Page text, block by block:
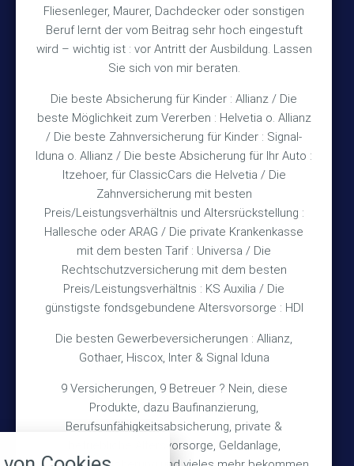
Fliesenleger, Maurer, Dachdecker oder sonstigen
Beruf lernt der vom Beitrag sehr hoch eingestuft
wird – wichtig ist : vor Antritt der Ausbildung. Lassen
Sie sich von mir beraten.
Die beste Absicherung für Kinder : Allianz / Die
beste Möglichkeit zum Vererben : Helvetia o. Allianz
/ Die beste Zahnversicherung für Kinder : Signal-
Iduna o. Allianz / Die beste Absicherung für Ihr Auto :
Itzehoer, für ClassicCars die Helvetia / Die
Zahnversicherung mit besten
Preis/Leistungsverhältnis und Altersrückstellung :
Hallesche oder ARAG / Die private Krankenkasse
mit dem besten Tarif : Universa / Die
Rechtschutzversicherung mit dem besten
Preis/Leistungsverhältnis : KS Auxilia / Die
günstigste fondsgebundene Altersvorsorge : HDI
Die besten Gewerbeversicherungen : Allianz,
Gothaer, Hiscox, Inter & Signal Iduna
9 Versicherungen, 9 Betreuer ? Nein, diese
Produkte, dazu Baufinanzierung,
Berufsunfähigkeitsabsicherung, private &
betriebliche Altersvorsorge, Geldanlage,
vmh1a@web.de
Bürozeiten
Mo – Fr 10:15 – 12:00 Uhr
Mo & Do 15:30 – 18:00 Uhr
und nach Vereinbarung
Rechtliches
Impressum
Datenschutz
Erstinformation
Wichtiges
Über mich
Bedarfsermittlung
Schadensmeldung